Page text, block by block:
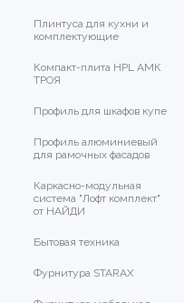
Плинтуса для кухни и
комплектующие
Компакт-плита HPL АМК
ТРОЯ
Профиль для шкафов купе
Профиль алюминиевый
для рамочных фасадов
Каркасно-модульная
система "Лофт комплект"
от НАЙДИ
Бытовая техника
Фурнитура STARAX